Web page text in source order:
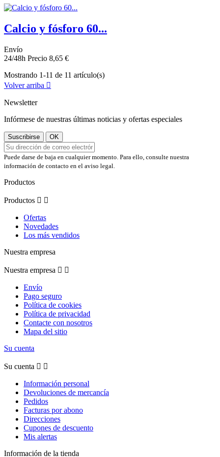
Calcio y fósforo 60...
Envío
24/48h Precio 8,65 €
Mostrando 1-11 de 11 artículo(s)
Volver arriba 
Newsletter
Infórmese de nuestras últimas noticias y ofertas especiales
Puede darse de baja en cualquier momento. Para ello, consulte nuestra
información de contacto en el aviso legal.
Productos
Productos  
Ofertas
Novedades
Los más vendidos
Nuestra empresa
Nuestra empresa  
Envío
Pago seguro
Política de cookies
Política de privacidad
Contacte con nosotros
Mapa del sitio
Su cuenta
Su cuenta  
Información personal
Devoluciones de mercancía
Pedidos
Facturas por abono
Direcciones
Cupones de descuento
Mis alertas
Información de la tienda